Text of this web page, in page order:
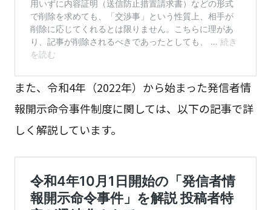
また、令和4年（2022年）から始まった発信者情
報開示命令事件制度に関しては、以下の記事で詳
しく解説しています。